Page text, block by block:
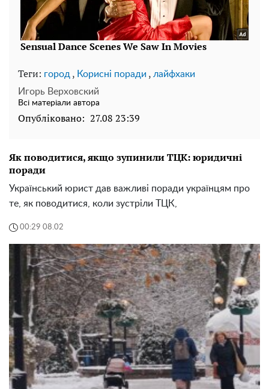
Теги: город , Корисні поради , лайфхаки
Игорь Верховский
Всі матеріали автора
Опубліковано: 27.08 23:39
Як поводитися, якщо зупинили ТЦК: юридичні
поради
Український юрист дав важливі поради українцям про
те, як поводитися, коли зустріли ТЦК,
00:29 08.02